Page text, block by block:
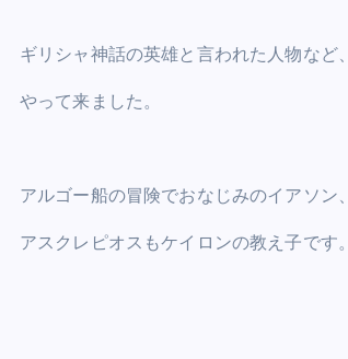
ギリシャ神話の英雄と言われた人物など、
やって来ました。
アルゴー船の冒険でおなじみのイアソン、
アスクレピオスもケイロンの教え子です。